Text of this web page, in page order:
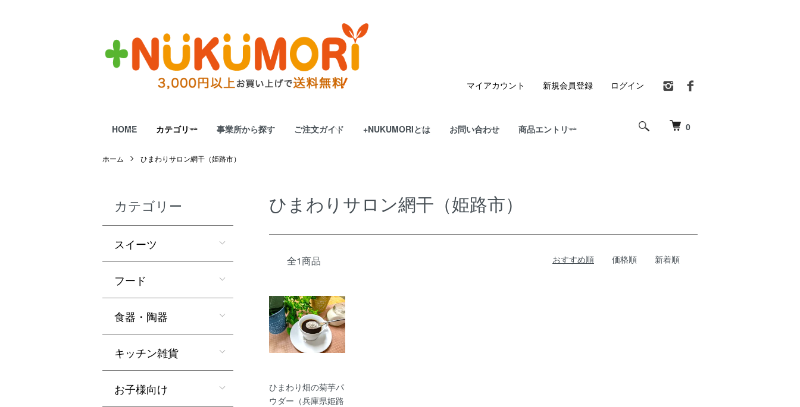
0
HOME カテゴリー 事業所から探す ご注文ガイド +NUKUMORIとは お問い合わせ 商品エントリー
マイアカウント 新規会員登録 ログイン
ホーム ひまわりサロン網干（姫路市）
ひまわりサロン網干（姫路市）
全1商品 おすすめ順 価格順 新着順
ひまわり畑の菊芋パ
ウダー（兵庫県姫路
カテゴリー
スイーツ
フード
食器・陶器
キッチン雑貨
お子様向け